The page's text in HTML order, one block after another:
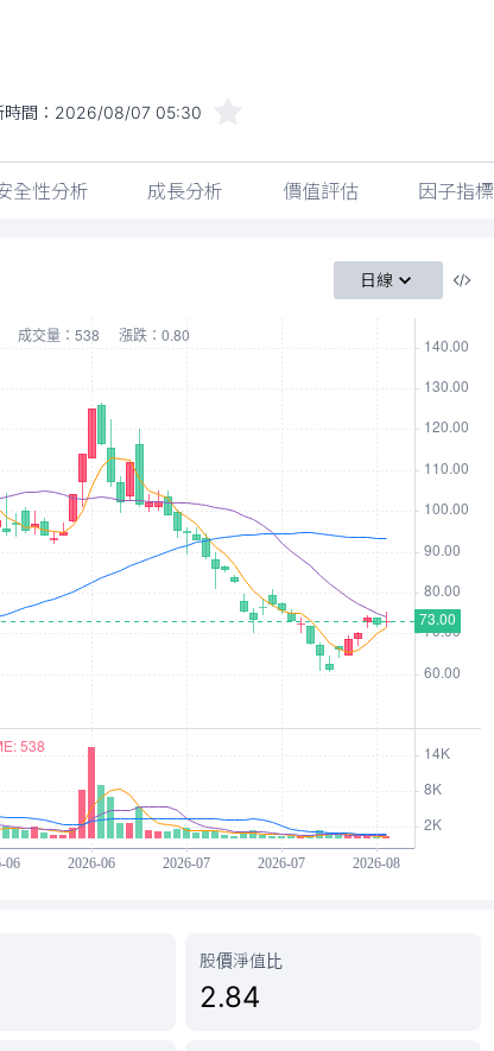
間： 2026/08/07 05:30
全性分析 成長分析 價值評估 因子指標
日線
股價淨值比
2.84